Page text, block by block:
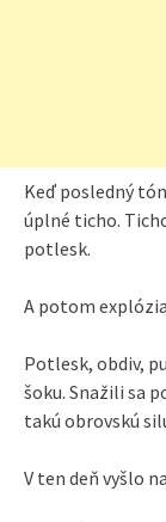
Keď posledný
úplné ticho.
potlesk.
A potom
Potlesk, obdiv,
šoku. Snažili sa
takú obrovskú
V ten deň vyšlo